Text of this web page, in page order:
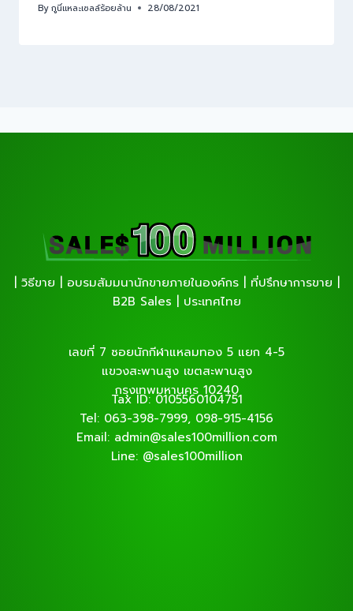
Byกูนี่แหละเซลล์ร้อยล้าน 28/08/2021
| วิธีขาย | อบรมสัมมนานักขายภายในองค์กร | ที่ปรึกษาการขาย |
B2B Sales | ประเทศไทย
เลขที่ 7 ซอยนักกีฬาแหลมทอง 5 แยก 4-5
แขวงสะพานสูง เขตสะพานสูง
กรุงเทพมหานคร 10240
Tax ID: 0105560104751
Tel: 063-398-7999, 098-915-4156
Email: admin@sales100million.com
Line: @sales100million